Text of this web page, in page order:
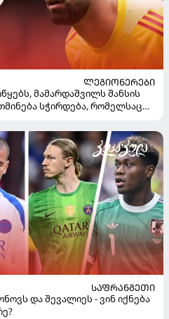
ᲚᲔᲒᲘᲝᲜᲔᲠᲔᲑᲘ
მამარდაშვილს შანსის
სჭირდება, რომელსაც
ᲡᲐᲤᲠᲐᲜᲒᲔᲗᲘ
და შევალიეს - ვინ იქნება